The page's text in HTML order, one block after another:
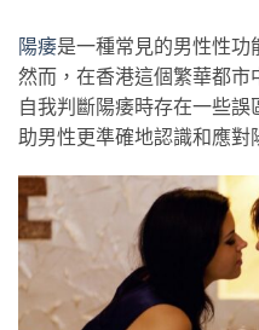
陽痿是一種常見的男性性功
然而，在香港這個繁華都
自我判斷陽痿時存在一些
助男性更準確地認識和應對